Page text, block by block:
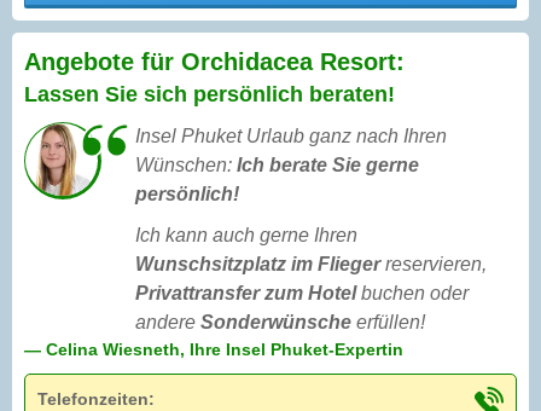
Angebote für Orchidacea Resort:
Lassen Sie sich persönlich beraten!
Insel Phuket Urlaub ganz nach Ihren
Wünschen: Ich berate Sie gerne
persönlich!
Ich kann auch gerne Ihren
Wunschsitzplatz im Fliegerreservieren,
Privattransfer zum Hotelbuchen oder
andere Sonderwünsche erfüllen!
— Celina Wiesneth, Ihre Insel Phuket-Expertin
Telefonzeiten: